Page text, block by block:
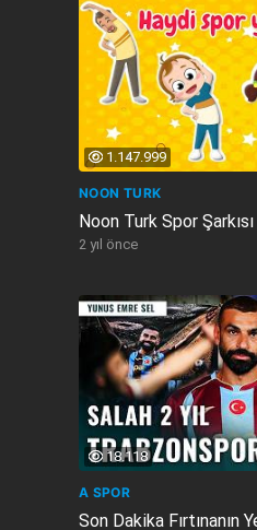
1.147.999
NOON TURK
Noon Turk Spor
2 yıl önce
18.118
A SPOR
Son Daki̇ka Fırtınanın